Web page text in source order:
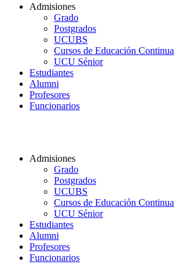
Admisiones
Grado
Postgrados
UCUBS
Cursos de Educación Continua
UCU Sénior
Estudiantes
Alumni
Profesores
Funcionarios
Admisiones
Grado
Postgrados
UCUBS
Cursos de Educación Continua
UCU Sénior
Estudiantes
Alumni
Profesores
Funcionarios